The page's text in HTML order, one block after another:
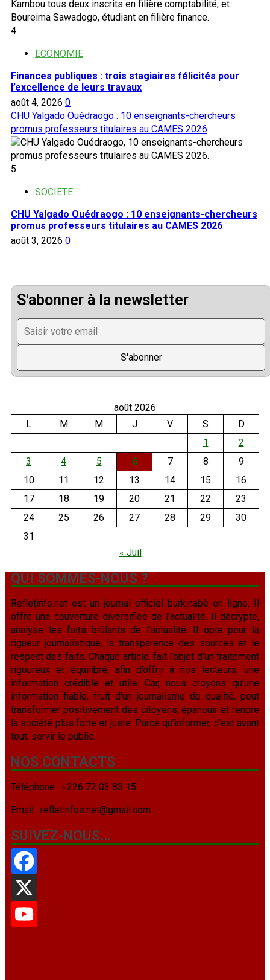
4
ECONOMIE
Finances publiques : trois stagiaires félicités pour
l’excellence de leurs travaux
août 4, 2026 0
CHU Yalgado Ouédraogo : 10 enseignants-chercheurs
promus professeurs titulaires au CAMES 2026
5
SOCIETE
CHU Yalgado Ouédraogo : 10 enseignants-chercheurs
promus professeurs titulaires au CAMES 2026
août 3, 2026 0
S'abonner à la newsletter
août 2026
L
M M J V S
D
1
2
3
4 5 6 7 8
9
10
11 12 13 14 15
16
17
18 19 20 21 22
23
24
25 26 27 28 29
30
31
« Juil
QUI SOMMES-NOUS ?
Refletinfo.net est un journal officiel burkinabè en ligne. Il
offre une couverture diversifiée de l'actualité. Il décrypte,
analyse les faits brûlants de l'actualité. Il opte pour la
rigueur journalistique, la transparence des sources et le
respect des faits. Chaque article, fait l’objet d’un traitement
rigoureux et équilibré, afin d’offrir à nos lecteurs, une
information crédible et utile. Car, nous croyons qu’une
information fiable, fruit d’un journalisme de qualité, peut
transformer positivement des citoyens, épanouir et rendre
la société plus forte et juste. Parce qu’informer, c’est avant
tout, servir le public.
NOS CONTACTS
Téléphone : +226 72 03 83 15
Email : refletinfos.net@gmail.com
SUIVEZ-NOUS…
Facebook
X